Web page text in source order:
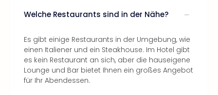
Welche Restaurants sind in der Nähe?
Es gibt einige Restaurants in der Umgebung, wie
einen Italiener und ein Steakhouse. Im Hotel gibt
es kein Restaurant an sich, aber die hauseigene
Lounge und Bar bietet Ihnen ein großes Angebot
für Ihr Abendessen.